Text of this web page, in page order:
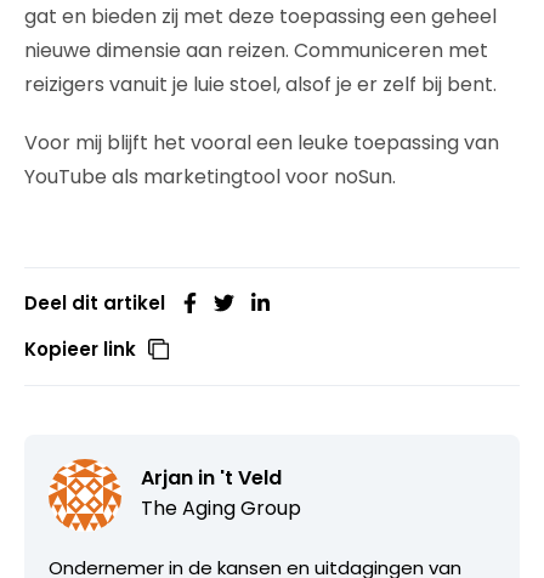
gat en bieden zij met deze toepassing een geheel
nieuwe dimensie aan reizen. Communiceren met
reizigers vanuit je luie stoel, alsof je er zelf bij bent.
Voor mij blijft het vooral een leuke toepassing van
YouTube als marketingtool voor noSun.
Deel dit artikel
Kopieer link
Arjan in 't Veld
The Aging Group
Ondernemer in de kansen en uitdagingen van